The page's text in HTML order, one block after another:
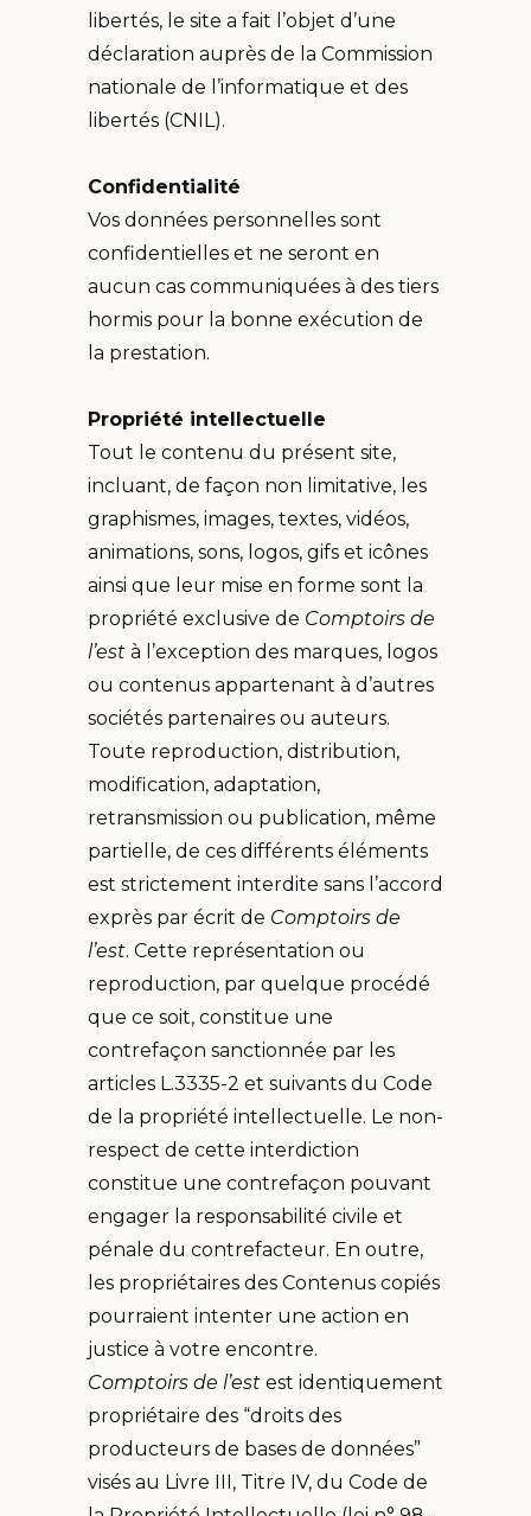
libertés, le site a fait l’objet d’une
déclaration auprès de la Commission
nationale de l’informatique et des
libertés (CNIL).
Confidentialité
Vos données personnelles sont
confidentielles et ne seront en
aucun cas communiquées à des tiers
hormis pour la bonne exécution de
la prestation.
Propriété intellectuelle
Tout le contenu du présent site,
incluant, de façon non limitative, les
graphismes, images, textes, vidéos,
animations, sons, logos, gifs et icônes
ainsi que leur mise en forme sont la
propriété exclusive de Comptoirs de
l’est à l’exception des marques, logos
ou contenus appartenant à d’autres
sociétés partenaires ou auteurs.
Toute reproduction, distribution,
modification, adaptation,
retransmission ou publication, même
partielle, de ces différents éléments
est strictement interdite sans l’accord
exprès par écrit de Comptoirs de
l’est. Cette représentation ou
reproduction, par quelque procédé
que ce soit, constitue une
contrefaçon sanctionnée par les
articles L.3335-2 et suivants du Code
de la propriété intellectuelle. Le non-
respect de cette interdiction
constitue une contrefaçon pouvant
engager la responsabilité civile et
pénale du contrefacteur. En outre,
les propriétaires des Contenus copiés
pourraient intenter une action en
justice à votre encontre.
Comptoirs de l’est est identiquement
propriétaire des “droits des
producteurs de bases de données”
visés au Livre III, Titre IV, du Code de